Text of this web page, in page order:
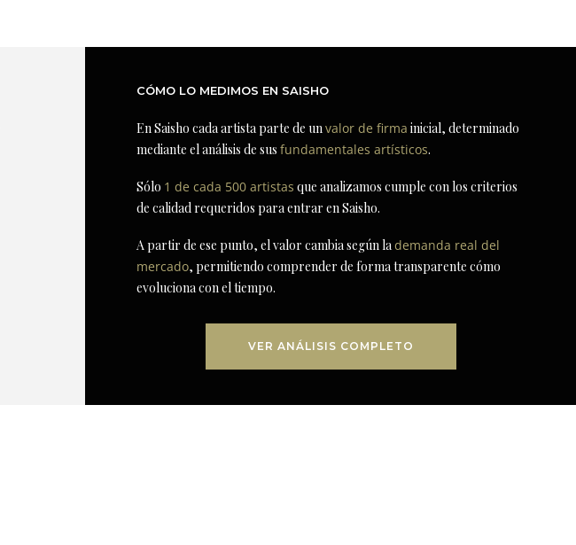
CÓMO LO MEDIMOS EN SAISHO
En Saisho cada artista parte de unvalor de firma inicial, determinado
mediante el análisis de susfundamentales artísticos.
Sólo 1 de cada 500 artistas que analizamos cumple con los criterios
de calidad requeridos para entrar en Saisho.
A partir de ese punto, el valor cambia según lademanda real del
mercado, permitiendo comprender de forma transparente cómo
evoluciona con el tiempo.
VER ANÁLISIS COMPLETO